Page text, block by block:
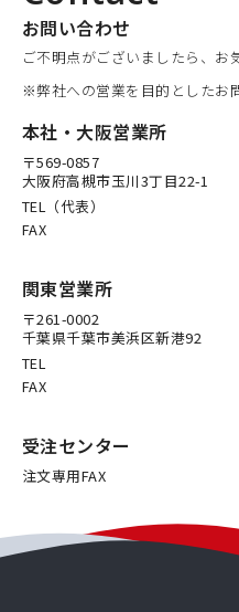
お問い合わせ
ご不明点がございましたら、お
※弊社への営業を目的としたお
本社・大阪営業所
〒569-0857
大阪府高槻市玉川3丁目22-1
TEL（代表）
FAX
関東営業所
〒261-0002
千葉県千葉市美浜区新港92
TEL
FAX
受注センター
注文専用FAX